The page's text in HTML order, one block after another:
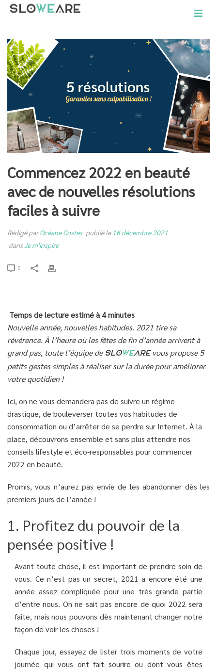
Commencez 2022 en beauté
avec de nouvelles résolutions
faciles à suivre
Rédigé parOcéane Costes publié le 16 décembre 2021
dansJe m'inspire
0
Temps de lecture estimé à 4 minutes
Nouvelle année, nouvelles habitudes. 2021 tire sa
révérence. À l’heure où les fêtes de fin d’année arrivent à
grand pas, toute l’équipe de SLOWEAREvous propose 5
petits gestes simples à réaliser sur la durée pour améliorer
votre quotidien !
Ici, on ne vous demandera pas de suivre un régime
drastique, de bouleverser toutes vos habitudes de
consommation ou d’arrêter de se perdre sur Internet. À la
place, découvrons ensemble et sans plus attendre nos
conseils lifestyle et éco-responsables pour commencer
2022 en beauté.
Promis, vous n’aurez pas envie de les abandonner dès les
premiers jours de l’année !
1. Profitez du pouvoir de la
pensée positive !
Avant toute chose, il est important de prendre soin de
vous. Ce n’est pas un secret, 2021 a encore été une
année assez compliquée pour une très grande partie
d’entre nous. On ne sait pas encore de quoi 2022 sera
faite, mais nous pouvons dès maintenant changer notre
façon de voir les choses !
Chaque jour, essayez de lister trois moments de votre
journée qui vous ont fait sourire ou dont vous êtes